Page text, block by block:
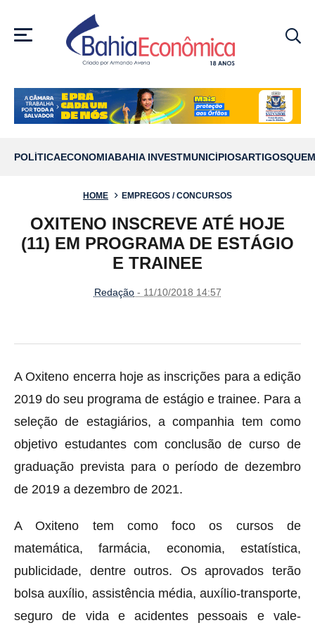
MENU
POLÍTICAECONOMIABAHIA INVESTMUNICÍPIOSARTIGOS
HOME EMPREGOS / CONCURSOS
OXITENO INSCREVE ATÉ HOJE
(11) EM PROGRAMA DE ESTÁGIO
E TRAINEE
Redação- 11/10/2018 14:57
A Oxiteno encerra hoje as inscrições para a edição
2019 do seu programa de estágio e trainee. Para a
seleção de estagiários, a companhia tem como
objetivo estudantes com conclusão de curso de
graduação prevista para o período de dezembro
de 2019 a dezembro de 2021.
A Oxiteno tem como foco os cursos de
matemática, farmácia, economia, estatística,
publicidade, dentre outros. Os aprovados terão
bolsa auxílio, assistência média, auxílio-transporte,
seguro de vida e acidentes pessoais e vale-